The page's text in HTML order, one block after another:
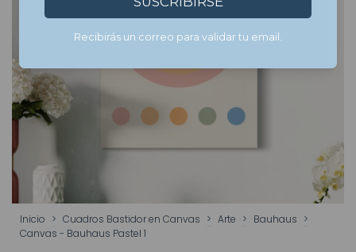
Inicio > Cuadros Bastidor en Canvas > Arte > Bauhaus >
Canvas - Bauhaus Pastel 1
Recibirás un correo para validar tu email.